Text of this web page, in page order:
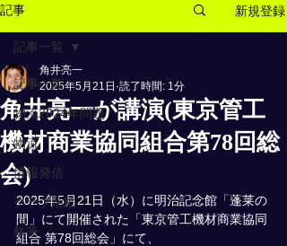
記事 新規登録
記事一覧
物流2024年問題
物流
情報発信
クラブ活動
執筆
記事一覧
角井亮一が講演(東京管工
機材商業協同組合第78回総
会)
角井亮一
2025年5月21日 読了時間: 1分
2025年5月21日（水）に明治記念館「蓬莱の
間」にて開催された「東京管工機材商業協同
組合 第78回総会」にて、